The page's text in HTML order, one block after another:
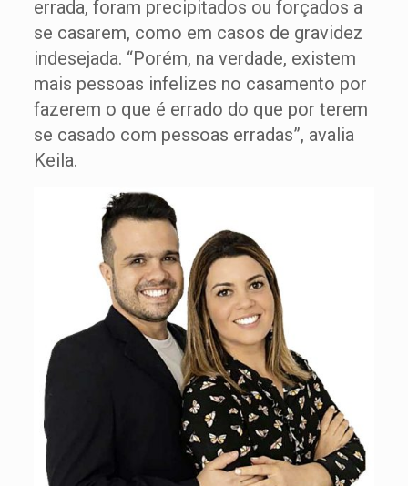
errada, foram precipitados ou forçados a
se casarem, como em casos de gravidez
indesejada. “Porém, na verdade, existem
mais pessoas infelizes no casamento por
fazerem o que é errado do que por terem
se casado com pessoas erradas”, avalia
Keila.